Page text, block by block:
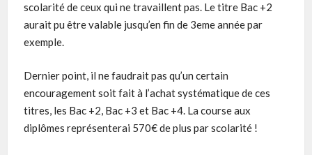
scolarité de ceux qui ne travaillent pas. Le titre Bac +2
aurait pu être valable jusqu’en fin de 3eme année par
exemple.
Dernier point, il ne faudrait pas qu’un certain
encouragement soit fait à l’achat systématique de ces
titres, les Bac +2, Bac +3 et Bac +4. La course aux
diplômes représenterai 570€ de plus par scolarité !